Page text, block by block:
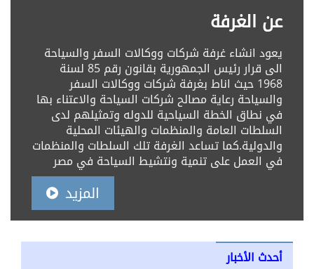
عن الغرفة
يعود انشاء غرفة شركات ووكالات السفر والسياحة
الى قرار رئيس الجمهورية بقانون رقم 85 لسنة
1968 حيث اناط بغرفة شركات ووكالات السفر
والسياحة رعاية مصالح شركات السياحة والاعتناء بها
في نطاق الخطة السياحية للدوله وتمثيلهم لدى
السلطات العامة والمنظمات والهيئات المحلية
والدولية.كما تساعد الغرفة تلك السلطات والمنظمات
في العمل على تنمية ونتشيط السياحة في مصر
المزيد
أحدث الأخبار